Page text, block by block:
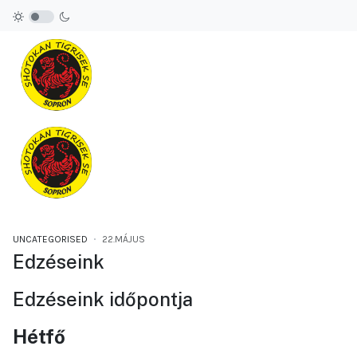
UNCATEGORISED 22.MÁJUS
Edzéseink
Edzéseink időpontja
Hétfő